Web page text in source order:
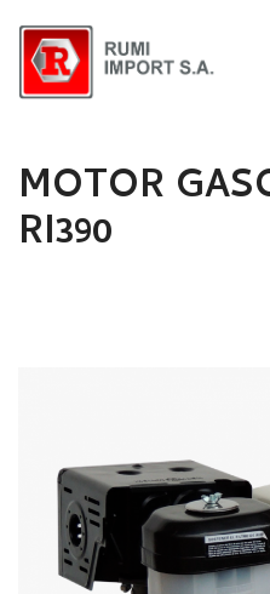
MOTOR
RI390